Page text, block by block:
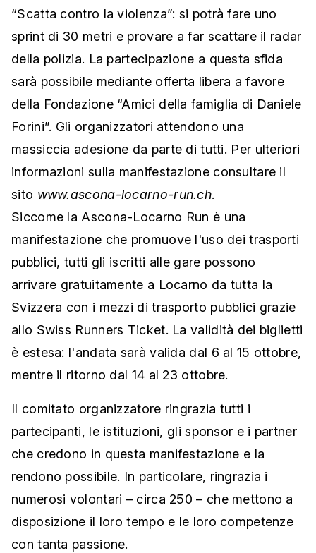
“Scatta contro la violenza”: si potrà fare uno
sprint di 30 metri e provare a far scattare il radar
della polizia. La partecipazione a questa sfida
sarà possibile mediante offerta libera a favore
della Fondazione “Amici della famiglia di Daniele
Forini”. Gli organizzatori attendono una
massiccia adesione da parte di tutti. Per ulteriori
informazioni sulla manifestazione consultare il
sito www.ascona-locarno-run.ch.
Siccome la Ascona-Locarno Run è una
manifestazione che promuove l'uso dei trasporti
pubblici, tutti gli iscritti alle gare possono
arrivare gratuitamente a Locarno da tutta la
Svizzera con i mezzi di trasporto pubblici grazie
allo Swiss Runners Ticket. La validità dei biglietti
è estesa: l'andata sarà valida dal 6 al 15 ottobre,
mentre il ritorno dal 14 al 23 ottobre.
Il comitato organizzatore ringrazia tutti i
partecipanti, le istituzioni, gli sponsor e i partner
che credono in questa manifestazione e la
rendono possibile. In particolare, ringrazia i
numerosi volontari – circa 250 – che mettono a
disposizione il loro tempo e le loro competenze
con tanta passione.